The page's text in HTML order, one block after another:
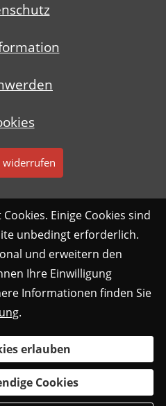
widerrufen
Einige Cookies sind
unbedingt erforderlich.
und erweitern den
Ihre Einwilligung
Informationen finden Sie
.
erlauben
Cookies